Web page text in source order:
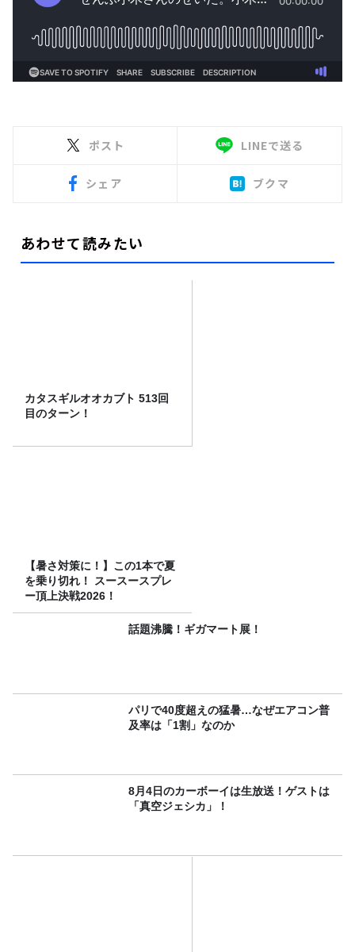
ポスト LINEで送る
シェア ブクマ
あわせて読みたい
カタスギルオオカブト 513回
目のターン！
【暑さ対策に！】この1本で夏
を乗り切れ！ スースースプレ
ー頂上決戦2026！
話題沸騰！ギガマート展！
パリで40度超えの猛暑…なぜエアコン普
及率は「1割」なのか
8月4日のカーボーイは生放送！ゲストは
「真空ジェシカ」！